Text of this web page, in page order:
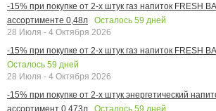
-15% при покупке от 2-х штук газ напиток FRESH
ассортименте 0,48л
Осталось 59 дней
28 Июля - 4 Октября 2026
-15% при покупке от 2-х штук газ напиток FRESH
Осталось 59 дней
28 Июля - 4 Октября 2026
-15% при покупке от 2-х штук энергетический
ассортимент 0,473л
Осталось 59 дней